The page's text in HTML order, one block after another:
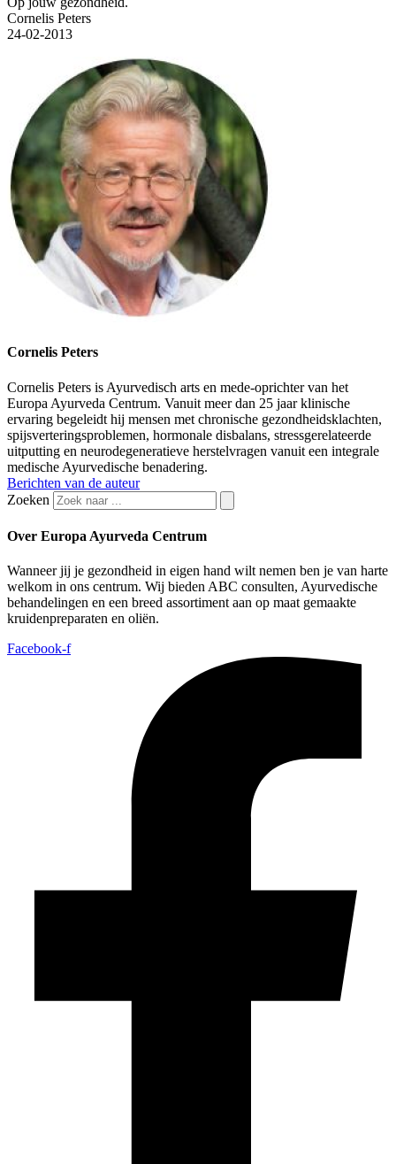
Cornelis Peters
24-02-2013
Cornelis Peters
Cornelis Peters is Ayurvedisch arts en mede-oprichter van het
Europa Ayurveda Centrum. Vanuit meer dan 25 jaar klinische
ervaring begeleidt hij mensen met chronische gezondheidsklachten,
spijsverteringsproblemen, hormonale disbalans, stressgerelateerde
uitputting en neurodegeneratieve herstelvragen vanuit een integrale
medische Ayurvedische benadering.
Berichten van de auteur
Zoeken
Over Europa Ayurveda Centrum
Wanneer jij je gezondheid in eigen hand wilt nemen ben je van harte
welkom in ons centrum. Wij bieden ABC consulten, Ayurvedische
behandelingen en een breed assortiment aan op maat gemaakte
kruidenpreparaten en oliën.
Facebook-f